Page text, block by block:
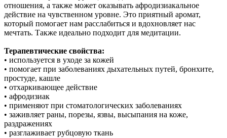
отношения, а также может оказывать афродизиакальное
действие на чувственном уровне. Это приятный аромат,
который помогает нам расслабиться и вдохновляет нас
мечтать. Также идеально подходит для медитации.
Терапевтические свойства:
• используется в уходе за кожей
• помогает при заболеваниях дыхательных путей, бронхите,
простуде, кашле
• отхаркивающее действие
• афродизиак
• применяют при стоматологических заболеваниях
• заживляет раны, порезы, язвы, высыпания на коже,
раздражениях
• разглаживает рубцовую ткань